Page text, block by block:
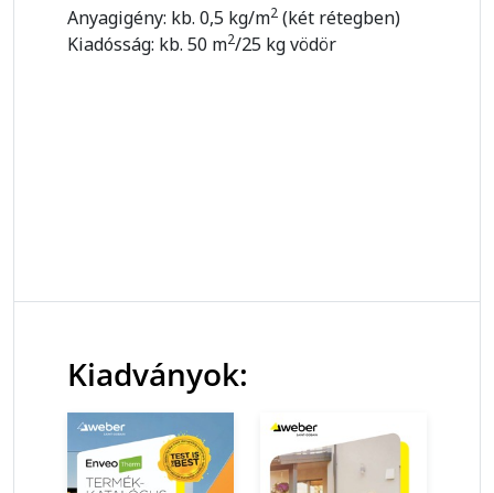
Anyagigény: kb. 0,5 kg/m2 (két rétegben)
Kiadósság: kb. 50 m2/25 kg vödör
Kiadványok: